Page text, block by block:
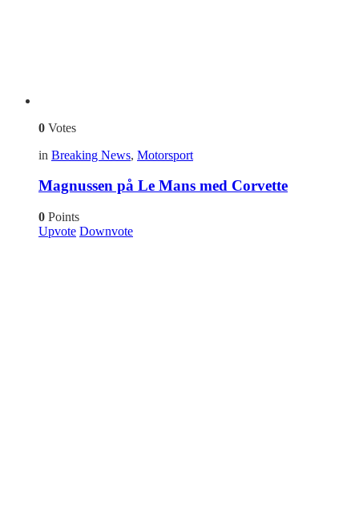
0 Votes
in Breaking News, Motorsport
Magnussen på Le Mans med Corvette
0 Points
Upvote Downvote